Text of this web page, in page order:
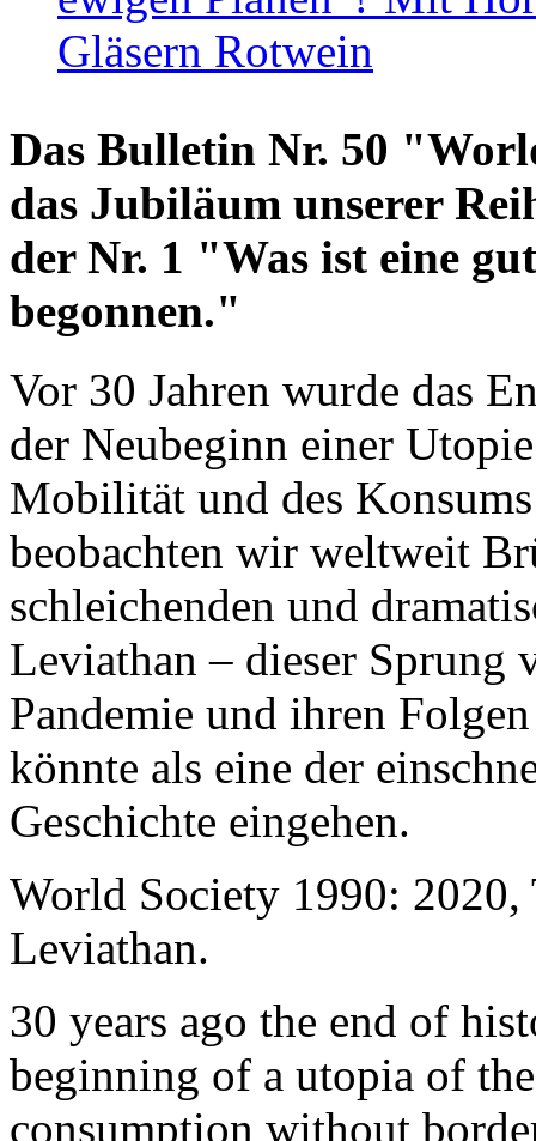
Gläsern Rotwein
Das Bulletin Nr. 50
das Jubiläum unserer
der Nr. 1 "Was ist eine
begonnen."
Vor 30 Jahren wurde das
der Neubeginn einer
Mobilität und des
beobachten wir weltweit
schleichenden und
Leviathan – dieser Sprung
Pandemie und ihren
könnte als eine der
Geschichte eingehen.
World Society 1990: 2020,
Leviathan.
30 years ago the end of
beginning of a utopia of
consumption without